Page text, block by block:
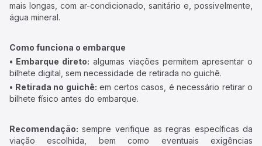
mais longas, com ar-condicionado, sanitário e, possivelmente,
água mineral.
Como funciona o embarque
• Embarque direto: algumas viações permitem apresentar o
bilhete digital, sem necessidade de retirada no guichê.
• Retirada no guichê: em certos casos, é necessário retirar o
bilhete físico antes do embarque.
Recomendação: sempre verifique as regras específicas da
viação escolhida, bem como eventuais exigências